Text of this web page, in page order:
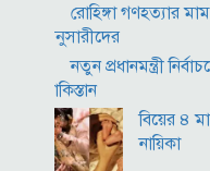
রোহিঙ্গা গণহত্যার
অনুসারীদের
নতুন প্রধানমন্ত্রী
পাকিস্তান
বিয়ের ৪
নায়িকা